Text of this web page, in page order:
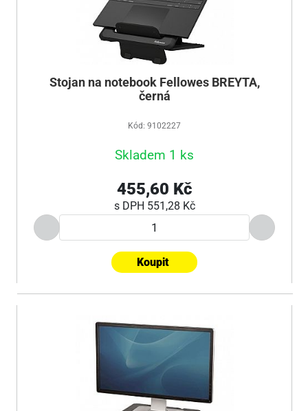
Stojan na notebook Fellowes BREYTA,
černá
Kód: 9102227
Skladem 1 ks
455,60 Kč
s DPH 551,28 Kč
Koupit